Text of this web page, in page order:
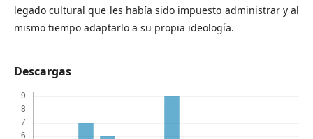
legado cultural que les había sido impuesto administrar y al
mismo tiempo adaptarlo a su propia ideología.
Descargas